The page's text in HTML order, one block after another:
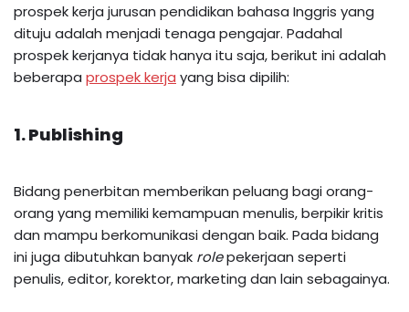
prospek kerja jurusan pendidikan bahasa Inggris yang
dituju adalah menjadi tenaga pengajar. Padahal
prospek kerjanya tidak hanya itu saja, berikut ini adalah
beberapa prospek kerja yang bisa dipilih:
1. Publishing
Bidang penerbitan memberikan peluang bagi orang-
orang yang memiliki kemampuan menulis, berpikir kritis
dan mampu berkomunikasi dengan baik. Pada bidang
ini juga dibutuhkan banyak rolepekerjaan seperti
penulis, editor, korektor, marketing dan lain sebagainya.